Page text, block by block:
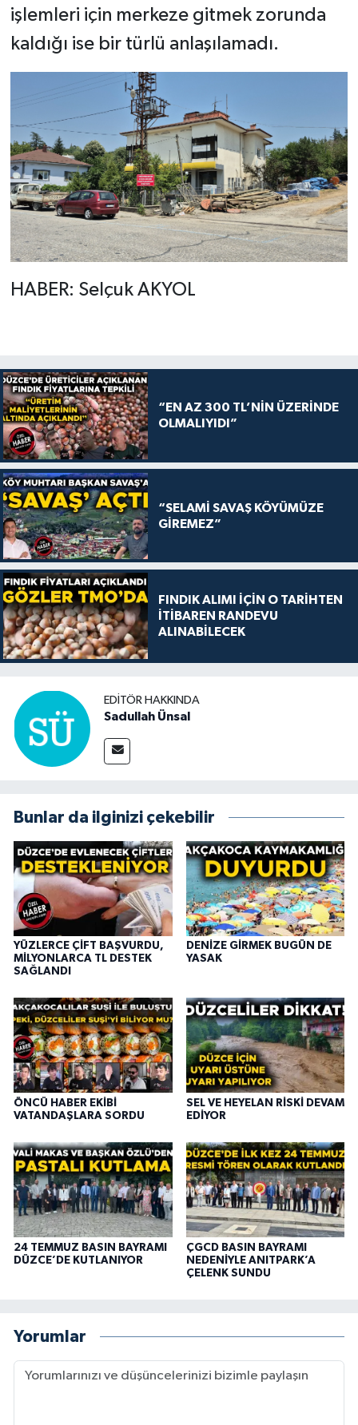
işlemleri için merkeze gitmek zorunda
kaldığı ise bir türlü anlaşılamadı.
HABER: Selçuk AKYOL
“EN AZ 300 TL’NİN ÜZERİNDE
OLMALIYIDI”
“SELAMİ SAVAŞ KÖYÜMÜZE
GİREMEZ”
FINDIK ALIMI İÇİN O TARİHTEN
İTİBAREN RANDEVU
ALINABİLECEK
EDITÖR HAKKINDA
Sadullah Ünsal
Bunlar da ilginizi çekebilir
YÜZLERCE ÇİFT BAŞVURDU,
MİLYONLARCA TL DESTEK
SAĞLANDI
DENİZE GİRMEK BUGÜN DE
YASAK
ÖNCÜ HABER EKİBİ
VATANDAŞLARA SORDU
SEL VE HEYELAN RİSKİ DEVAM
EDİYOR
24 TEMMUZ BASIN BAYRAMI
DÜZCE’DE KUTLANIYOR
ÇGCD BASIN BAYRAMI
NEDENİYLE ANITPARK’A
ÇELENK SUNDU
Yorumlar